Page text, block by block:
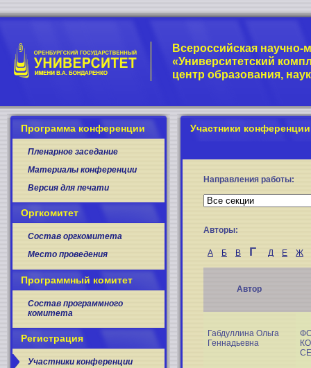
Всероссийская научно-
«Университетский
центр образования,
Участники конференции
Направления работы:
Авторы:
А Б В Г Д Е Ж
Автор
Габдуллина Ольга
Геннадьевна
Программа конференции
Пленарное заседание
Материалы конференции
Версия для печати
Оргкомитет
Состав оргкомитета
Место проведения
Программный комитет
Состав программного
комитета
Регистрация
Участники конференции